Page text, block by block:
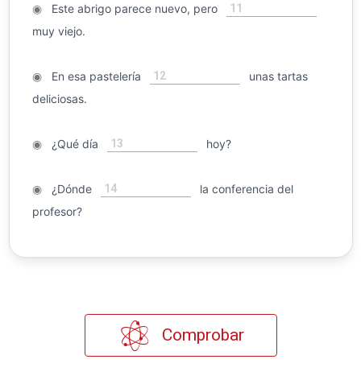
◉Este abrigo parece nuevo, pero 11
muy viejo.
◉En esa pastelería 12
unas tartas
deliciosas.
◉¿Qué día 13 hoy?
◉¿Dónde 14
la conferencia del
profesor?
Comprobar